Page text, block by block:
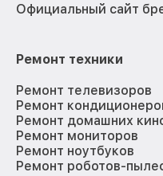
Официальный сайт
Ремонт техники
Ремонт телевизоров
Ремонт
Ремонт домашних
Ремонт мониторов
Ремонт ноутбуков
Ремонт роботов-